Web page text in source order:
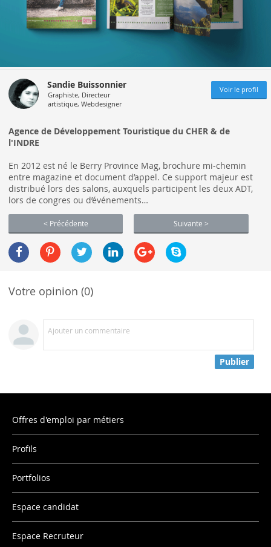
Sandie Buissonnier
Graphiste, Directeur
artistique, Webdesigner
Voir le profil
Agence de Développement Touristique du CHER & de
l'INDRE
En 2012 est né le Berry Province Mag, brochure mi-chemin
entre magazine et document d’appel. Ce support majeur est
distribué lors des salons, auxquels participent les deux ADT,
lors de congres ou d’événements…
< Précédente Suivante >
Votre opinion (0)
Ajouter un commentaire
Publier
Offres d'emploi par métiers
Profils
Portfolios
Espace candidat
Espace Recruteur